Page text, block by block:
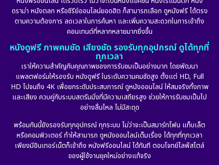
ดราม่า หนังตลก หรือซีรีย์ออนไลน์ยอดฮิต ก็สามารถเลือก ดูหนังฟรี ได้ตรง
ตามความต้องการ ลดเวลาในการค้นหา และเพิ่มความสะดวกในการเข้าถึง
คอนเทนต์ที่หลากหลายมากยิ่งขึ้น
หนังดูฟรี ภาพคมชัด เสียงชัด รองรับทุกอุปกรณ์ ดูได้ทุกที่
ทุกเวลา
เราให้ความสำคัญกับคุณภาพของการรับชมเป็นอย่างมาก โดยพัฒนา
แพลตฟอร์มให้รองรับ หนังดูฟรี ในระดับความคมชัดสูง ตั้งแต่ HD, Full
HD ไปจนถึง 4K เพื่อยกระดับประสบการณ์ ดูหนังออนไลน์ ให้สมจริงทั้งภาพ
และเสียง ควบคู่กับระบบสตรีมมิ่งที่มีความเสถียรสูง ช่วยให้การรับชมเป็นไป
อย่างลื่นไหล ไม่มีสะดุด
พร้อมกันนี้ยังรองรับทุกอุปกรณ์ ทุกระบบ ไม่ว่าจะเป็นสมาร์ทโฟน แท็บเล็ต
หรือคอมพิวเตอร์ ทำให้สามารถ ดูหนังออนไลน์เต็มเรื่อง ได้ทุกที่ทุกเวลา
เพียงมีอินเทอร์เน็ตก็เข้าถึง หนังฟรีออนไลน์ ได้ทันที ตอบโจทย์ไลฟ์สไตล์
ของผู้ใช้งานยุคใหม่อย่างแท้จริง